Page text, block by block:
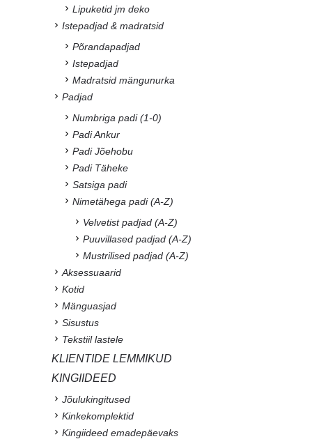
Lipuketid jm deko
Istepadjad & madratsid
Põrandapadjad
Istepadjad
Madratsid mängunurka
Padjad
Numbriga padi (1-0)
Padi Ankur
Padi Jõehobu
Padi Täheke
Satsiga padi
Nimetähega padi (A-Z)
Velvetist padjad (A-Z)
Puuvillased padjad (A-Z)
Mustrilised padjad (A-Z)
Aksessuaarid
Kotid
Mänguasjad
Sisustus
Tekstiil lastele
KLIENTIDE LEMMIKUD
KINGIIDEED
Jõulukingitused
Kinkekomplektid
Kingiideed emadepäevaks